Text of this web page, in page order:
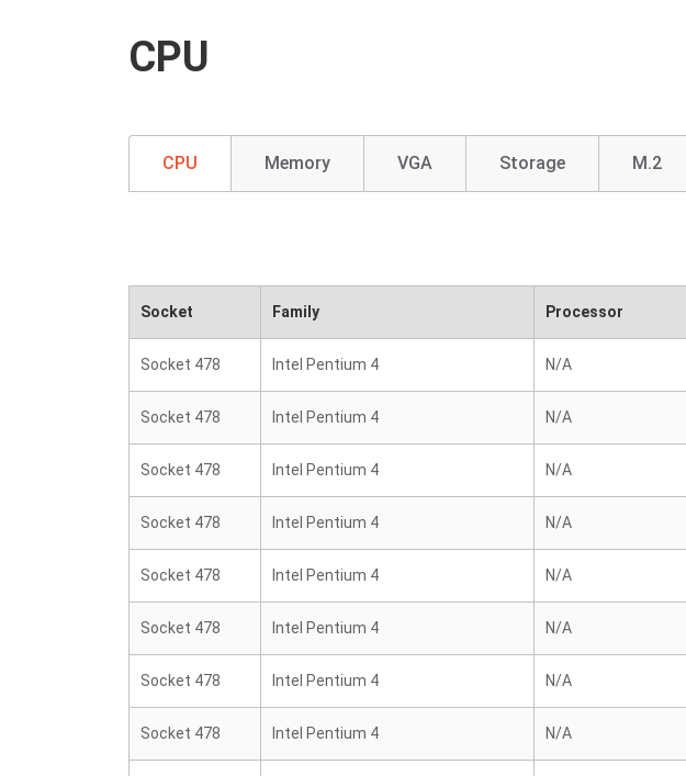
CPU
CPU Memory VGA Storage M.2
Socket Family Processor
Socket 478 Intel Pentium 4 N/A
Socket 478 Intel Pentium 4 N/A
Socket 478 Intel Pentium 4 N/A
Socket 478 Intel Pentium 4 N/A
Socket 478 Intel Pentium 4 N/A
Socket 478 Intel Pentium 4 N/A
Socket 478 Intel Pentium 4 N/A
Socket 478 Intel Pentium 4 N/A